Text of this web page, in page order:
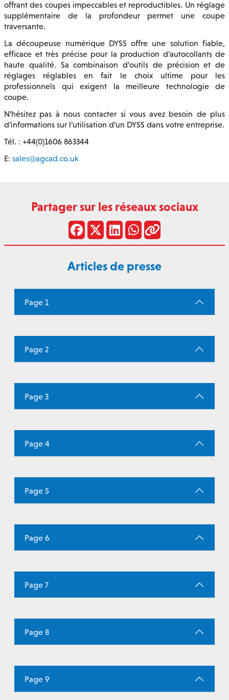
offrant des coupes impeccables et reproductibles. Un réglage
supplémentaire de la profondeur permet une coupe
traversante.
La découpeuse numérique DYSS offre une solution fiable,
efficace et très précise pour la production d’autocollants de
haute qualité. Sa combinaison d’outils de précision et de
réglages réglables en fait le choix ultime pour les
professionnels qui exigent la meilleure technologie de
coupe.
N’hésitez pas à nous contacter si vous avez besoin de plus
d’informations sur l’utilisation d’un DYSS dans votre entreprise.
Tél. : +44(0)1606 863344
E: sales@agcad.co.uk
Partager sur les réseaux sociaux
Articles de presse
Page 1
Page 2
Page 3
Page 4
Page 5
Page 6
Page 7
Page 8
Page 9